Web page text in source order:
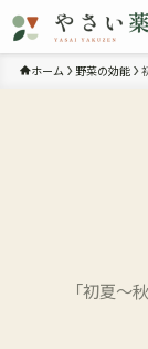
ホーム 野菜の効能
「初夏〜